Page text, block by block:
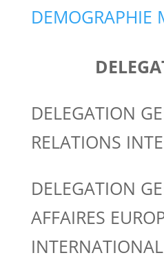
DEMOGRAPHIE
DELEGATION
RELATIONS
DELEGATION
AFFAIRES